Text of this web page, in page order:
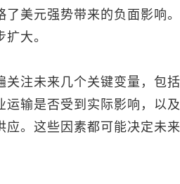
了美元强势带来的负面影响
大。
关注未来几个关键变量，包
运输是否受到实际影响，以
应。这些因素都可能决定未